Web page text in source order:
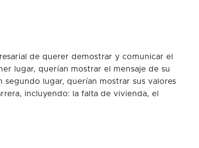
de querer demostrar y comunicar el
lugar, querían mostrar el mensaje de su
segundo lugar, querían mostrar sus valores
incluyendo: la falta de vivienda, el